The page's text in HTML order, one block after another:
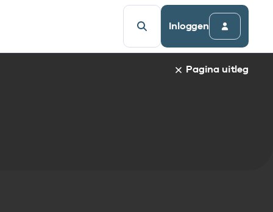
Inloggen
Pagina uitleg